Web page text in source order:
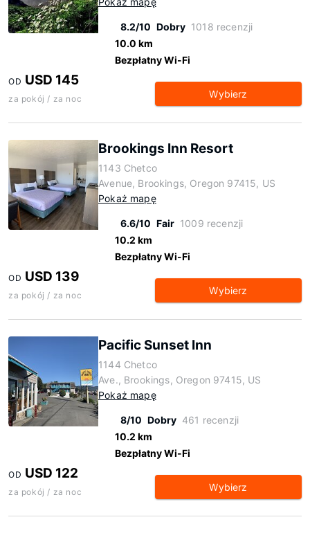
8.2/10 Dobry 1018 recenzji
10.0 km
Bezpłatny Wi-Fi
OD USD 145
za pokój / za noc Wybierz
Brookings Inn Resort
1143 Chetco
Avenue, Brookings, Oregon 97415, US
Pokaż mapę
6.6/10 Fair 1009 recenzji
10.2 km
Bezpłatny Wi-Fi
OD USD 139
za pokój / za noc Wybierz
Pacific Sunset Inn
1144 Chetco
Ave., Brookings, Oregon 97415, US
Pokaż mapę
8/10 Dobry 461 recenzji
10.2 km
Bezpłatny Wi-Fi
OD USD 122
za pokój / za noc Wybierz